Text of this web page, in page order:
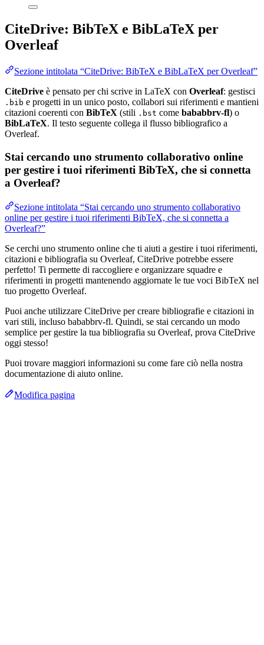
CiteDrive: BibTeX e BibLaTeX per
Overleaf
Sezione intitolata “CiteDrive: BibTeX e BibLaTeX per Overleaf”
CiteDrive è pensato per chi scrive in LaTeX con Overleaf: gestisci
.bib e progetti in un unico posto, collabori sui riferimenti e mantieni
citazioni coerenti con BibTeX (stili .bst come bababbrv-fl) o
BibLaTeX. Il testo seguente collega il flusso bibliografico a
Overleaf.
Stai cercando uno strumento collaborativo online
per gestire i tuoi riferimenti BibTeX, che si connetta
a Overleaf?
Sezione intitolata “Stai cercando uno strumento collaborativo
online per gestire i tuoi riferimenti BibTeX, che si connetta a
Overleaf?”
Se cerchi uno strumento online che ti aiuti a gestire i tuoi riferimenti,
citazioni e bibliografia su Overleaf, CiteDrive potrebbe essere
perfetto! Ti permette di raccogliere e organizzare squadre e
riferimenti in progetti mantenendo aggiornate le tue voci BibTeX nel
tuo progetto Overleaf.
Puoi anche utilizzare CiteDrive per creare bibliografie e citazioni in
vari stili, incluso bababbrv-fl. Quindi, se stai cercando un modo
semplice per gestire la tua bibliografia su Overleaf, prova CiteDrive
oggi stesso!
Puoi trovare maggiori informazioni su come fare ciò nella nostra
documentazione di aiuto online.
Modifica pagina